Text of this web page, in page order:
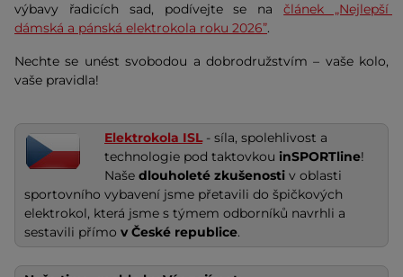
výbavy řadicích sad, podívejte se na článek „Nejlepší
dámská a pánská elektrokola roku 2026”.
Nechte se unést svobodou a dobrodružstvím – vaše kolo,
vaše pravidla!
Elektrokola ISL- síla, spolehlivost a
technologie pod taktovkou inSPORTline!
Naše dlouholeté zkušenosti v oblasti
sportovního vybavení jsme přetavili do špičkových
elektrokol, která jsme s týmem odborníků navrhli a
sestavili přímo v České republice.